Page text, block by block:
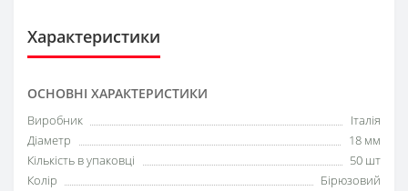
Характеристики
ОСНОВНІ ХАРАКТЕРИСТИКИ
Виробник
Італія
Діаметр
18 мм
Кількість в упаковці
50 шт
Колір
Бірюзовий